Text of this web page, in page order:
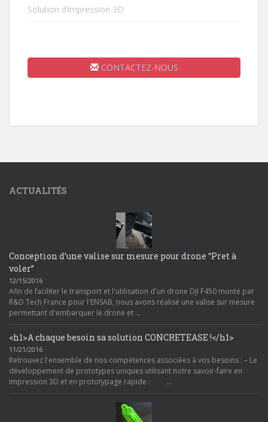
Solution d’impression 3D
CONTACTEZ-NOUS
ACTUALITÉS
Conception d’une valise sur mesure pour drone “Pret à
voler”
12/15/2016
Afin de faciliter le transport et l'utilisation d'un drone DJI F450 monté par
R&D Tech France pour l'ENSAB, nous avons réalisé une valise sur mesure
permettant d'embarquer le drone et …
<h1>A chaque besoin sa solution CONCRETEASE !</h1>
11/21/2016
Retrouvez l'ensemble de nos compétences associées à vos besoins : – Le
développement de prototypes uniques utilisant notre savoir-faire en
impression 3D et en prototypage rapide : …